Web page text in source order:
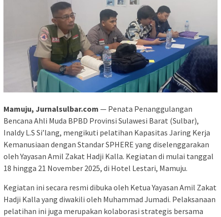
Mamuju, Jurnalsulbar.com — Penata Penanggulangan
Bencana Ahli Muda BPBD Provinsi Sulawesi Barat (Sulbar),
Inaldy L.S Si’lang, mengikuti pelatihan Kapasitas Jaring Kerja
Kemanusiaan dengan Standar SPHERE yang diselenggarakan
oleh Yayasan Amil Zakat Hadji Kalla. Kegiatan di mulai tanggal
18 hingga 21 November 2025, di Hotel Lestari, Mamuju.
Kegiatan ini secara resmi dibuka oleh Ketua Yayasan Amil Zakat
Hadji Kalla yang diwakili oleh Muhammad Jumadi. Pelaksanaan
pelatihan ini juga merupakan kolaborasi strategis bersama